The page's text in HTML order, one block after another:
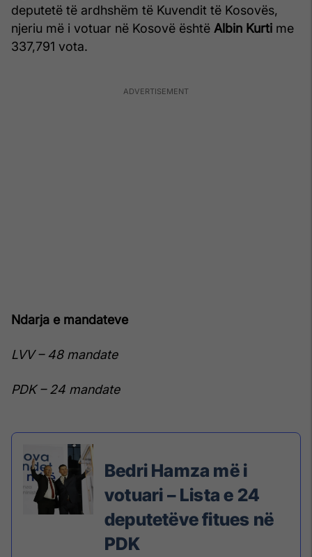
deputetë të ardhshëm të Kuvendit të Kosovës,
njeriu më i votuar në Kosovë është Albin Kurti me
337,791 vota.
Ndarja e mandateve
LVV – 48 mandate
PDK – 24 mandate
Bedri Hamza më i
votuari – Lista e 24
deputetëve fitues në
PDK